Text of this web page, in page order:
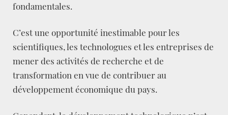
fondamentales.
C’est une opportunité inestimable pour les
scientifiques, les technologues et les entreprises de
mener des activités de recherche et de
transformation en vue de contribuer au
développement économique du pays.